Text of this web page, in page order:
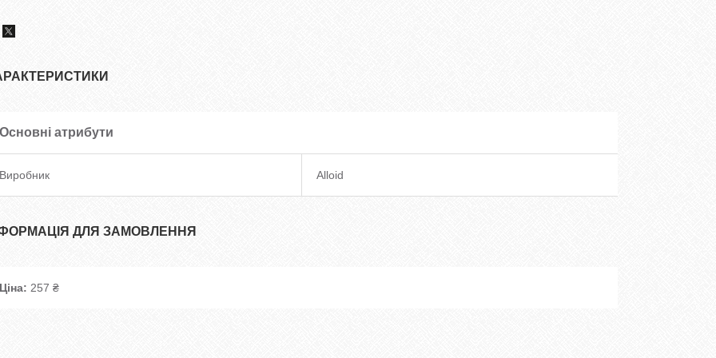
Основні атрибути
Виробник Alloid
ДЛЯ ЗАМОВЛЕННЯ
Ціна: 257 ₴